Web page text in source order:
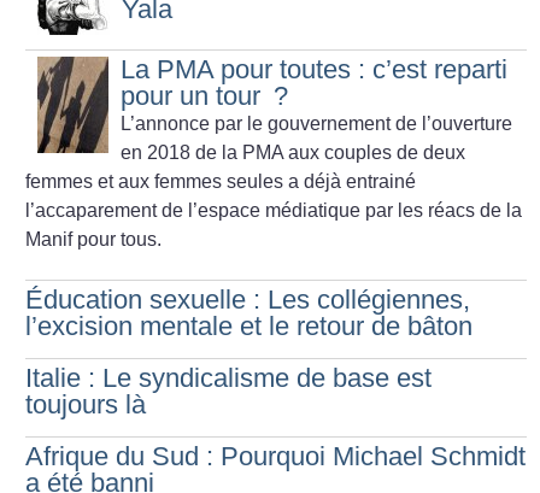
Yala
La PMA pour toutes : c’est reparti
pour un tour ?
L’annonce par le gouvernement de l’ouverture
en 2018 de la PMA aux couples de deux
femmes et aux femmes seules a déjà entrainé
l’accaparement de l’espace médiatique par les réacs de la
Manif pour tous.
Éducation sexuelle : Les collégiennes,
l’excision mentale et le retour de bâton
Italie : Le syndicalisme de base est
toujours là
Afrique du Sud : Pourquoi Michael Schmidt
a été banni